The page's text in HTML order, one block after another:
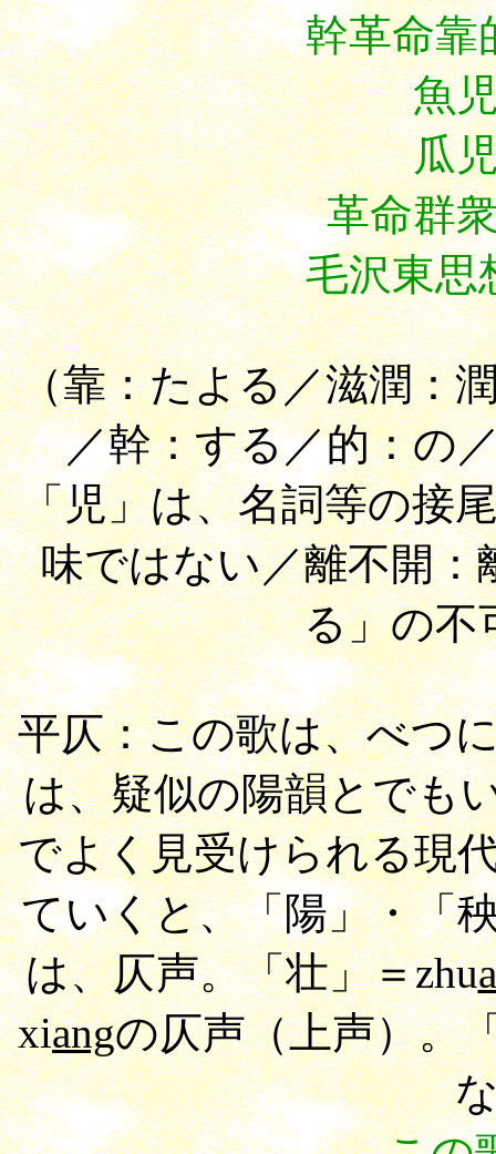
幹革命靠
魚児
瓜
革命群
毛沢東思
（靠：たよる／滋潤：
／幹：する／的：の
「児」は、名詞等の接
味ではない／離不開
る」の不
平仄：この歌は、べつ
は、疑似の陽韻とでも
でよく見受けられる現
ていくと、「陽」・「
は、仄声。「壮」＝zhu
xiangの仄声（上声）。